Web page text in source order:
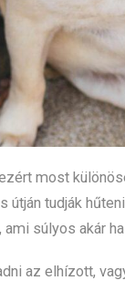
most
útján tudják
súlyos akár
az elhízott,